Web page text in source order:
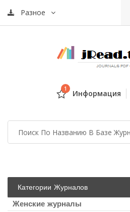
Разное
1 Информация
Категории Журналов
Женские журналы